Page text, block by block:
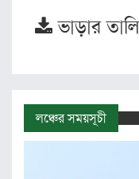
ভাড়ার
লঞ্চের সময়সূচী